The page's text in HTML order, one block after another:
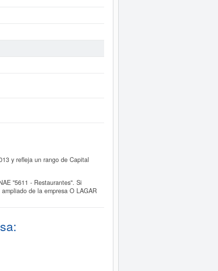
y refleja un rango de Capital
"5611 - Restaurantes". Si
de la empresa O LAGAR